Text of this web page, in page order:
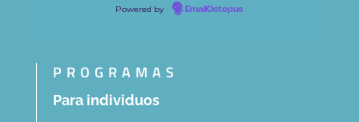
Powered by EmailOctopus
PROGRAMAS
Para individuos